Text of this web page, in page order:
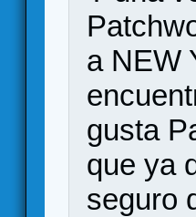
a NEW
gusta
que ya
seguro